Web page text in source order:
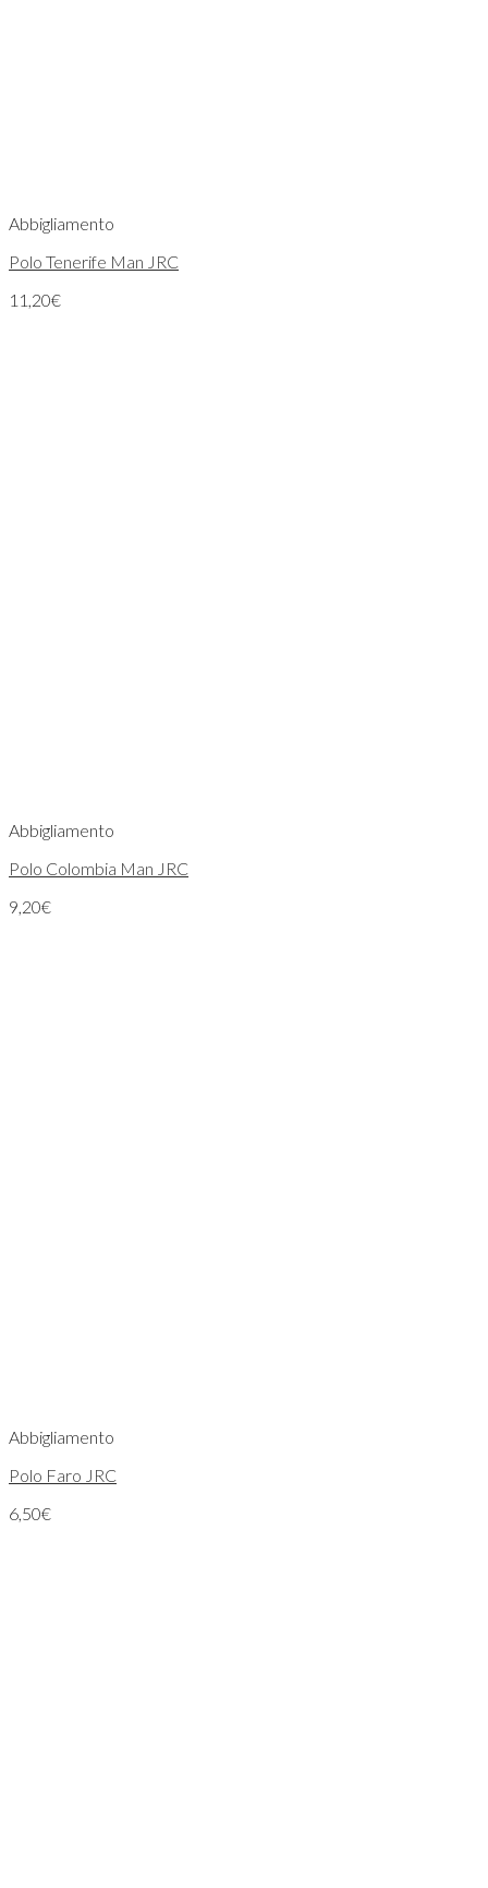
Abbigliamento
Polo Tenerife Man JRC
11,20€
Abbigliamento
Polo Colombia Man JRC
9,20€
Abbigliamento
Polo Faro JRC
6,50€